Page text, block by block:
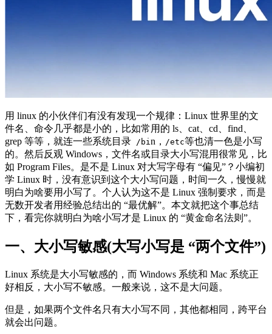
用 linux 的小伙伴们有没有发现一个规律：Linux 世界里的文
件名、命令几乎都是小的，比如常用的 ls、cat、cd、find、
grep 等等，就连一些系统目录 /bi n， /etc等也清一色是小写
的。然后反观 Windows，文件名或目录大小写混用很常见，比
如 Program Files。是不是 Linux 对大写字母有 “偏见”？小编初
学 Linux 时，没有意识到这个大小写问题，时间一久，慢慢就
明白为啥要用小写了。个人认为这不是 Linux 强制要求，而是
无数开发者用经验总结出的 “最优解”。本文就把这个事总结
下，看完你就明白为啥小写才是 Linux 的 “黄金命名法则”。
一、大小写敏感(大写小写是 “两个文件”)
Linux 系统是大小写敏感的，而 Windows 系统和 Mac 系统正
好相反，大小写不敏感。一般来说，这不是大问题。
但是，如果两个文件名只有大小写不同，其他都相同，跨平台
就会出问题。